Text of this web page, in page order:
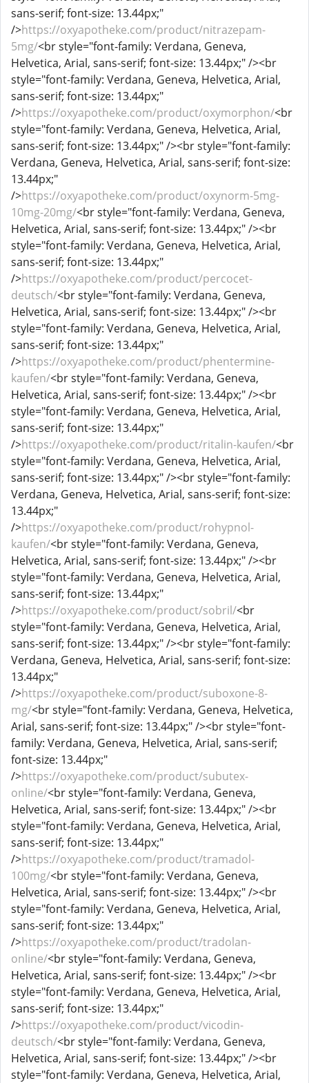
sans-serif; font-size: 13.44px;"
/>https://oxyapotheke.com/product/nitrazepam-
5mg/<br style="font-family: Verdana, Geneva,
Helvetica, Arial, sans-serif; font-size: 13.44px;" /><br
style="font-family: Verdana, Geneva, Helvetica, Arial,
sans-serif; font-size: 13.44px;"
/>https://oxyapotheke.com/product/oxymorphon/<br
style="font-family: Verdana, Geneva, Helvetica, Arial,
sans-serif; font-size: 13.44px;" /><br style="font-family:
Verdana, Geneva, Helvetica, Arial, sans-serif; font-size:
13.44px;"
/>https://oxyapotheke.com/product/oxynorm-5mg-
10mg-20mg/<br style="font-family: Verdana, Geneva,
Helvetica, Arial, sans-serif; font-size: 13.44px;" /><br
style="font-family: Verdana, Geneva, Helvetica, Arial,
sans-serif; font-size: 13.44px;"
/>https://oxyapotheke.com/product/percocet-
deutsch/<br style="font-family: Verdana, Geneva,
Helvetica, Arial, sans-serif; font-size: 13.44px;" /><br
style="font-family: Verdana, Geneva, Helvetica, Arial,
sans-serif; font-size: 13.44px;"
/>https://oxyapotheke.com/product/phentermine-
kaufen/<br style="font-family: Verdana, Geneva,
Helvetica, Arial, sans-serif; font-size: 13.44px;" /><br
style="font-family: Verdana, Geneva, Helvetica, Arial,
sans-serif; font-size: 13.44px;"
/>https://oxyapotheke.com/product/ritalin-kaufen/<br
style="font-family: Verdana, Geneva, Helvetica, Arial,
sans-serif; font-size: 13.44px;" /><br style="font-family:
Verdana, Geneva, Helvetica, Arial, sans-serif; font-size:
13.44px;"
/>https://oxyapotheke.com/product/rohypnol-
kaufen/<br style="font-family: Verdana, Geneva,
Helvetica, Arial, sans-serif; font-size: 13.44px;" /><br
style="font-family: Verdana, Geneva, Helvetica, Arial,
sans-serif; font-size: 13.44px;"
/>https://oxyapotheke.com/product/sobril/<br
style="font-family: Verdana, Geneva, Helvetica, Arial,
sans-serif; font-size: 13.44px;" /><br style="font-family:
Verdana, Geneva, Helvetica, Arial, sans-serif; font-size:
13.44px;"
/>https://oxyapotheke.com/product/suboxone-8-
mg/<br style="font-family: Verdana, Geneva, Helvetica,
Arial, sans-serif; font-size: 13.44px;" /><br style="font-
family: Verdana, Geneva, Helvetica, Arial, sans-serif;
font-size: 13.44px;"
/>https://oxyapotheke.com/product/subutex-
online/<br style="font-family: Verdana, Geneva,
Helvetica, Arial, sans-serif; font-size: 13.44px;" /><br
style="font-family: Verdana, Geneva, Helvetica, Arial,
sans-serif; font-size: 13.44px;"
/>https://oxyapotheke.com/product/tramadol-
100mg/<br style="font-family: Verdana, Geneva,
Helvetica, Arial, sans-serif; font-size: 13.44px;" /><br
style="font-family: Verdana, Geneva, Helvetica, Arial,
sans-serif; font-size: 13.44px;"
/>https://oxyapotheke.com/product/tradolan-
online/<br style="font-family: Verdana, Geneva,
Helvetica, Arial, sans-serif; font-size: 13.44px;" /><br
style="font-family: Verdana, Geneva, Helvetica, Arial,
sans-serif; font-size: 13.44px;"
/>https://oxyapotheke.com/product/vicodin-
deutsch/<br style="font-family: Verdana, Geneva,
Helvetica, Arial, sans-serif; font-size: 13.44px;" /><br
style="font-family: Verdana, Geneva, Helvetica, Arial,